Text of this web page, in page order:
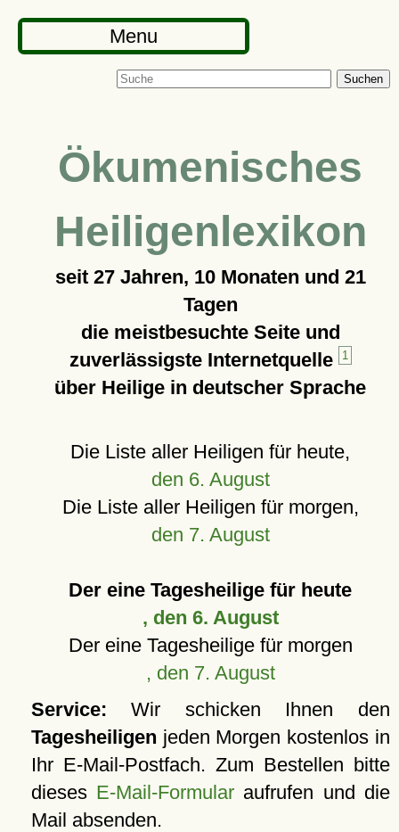
Menu
Suchen
Ökumenisches
Heiligenlexikon
seit 27 Jahren, 10 Monaten und 21
Tagen
die meistbesuchte Seite und
zuverlässigste Internetquelle
1
über Heilige in deutscher Sprache
Die Liste aller Heiligen für heute,
den 6. August
Die Liste aller Heiligen für morgen,
den 7. August
Der eine Tagesheilige für heute
, den 6. August
Der eine Tagesheilige für morgen
, den 7. August
Service: Wir schicken Ihnen den
Tagesheiligen jeden Morgen kostenlos in
Ihr E-Mail-Postfach. Zum Bestellen bitte
dieses E-Mail-Formular aufrufen und die
Mail absenden.